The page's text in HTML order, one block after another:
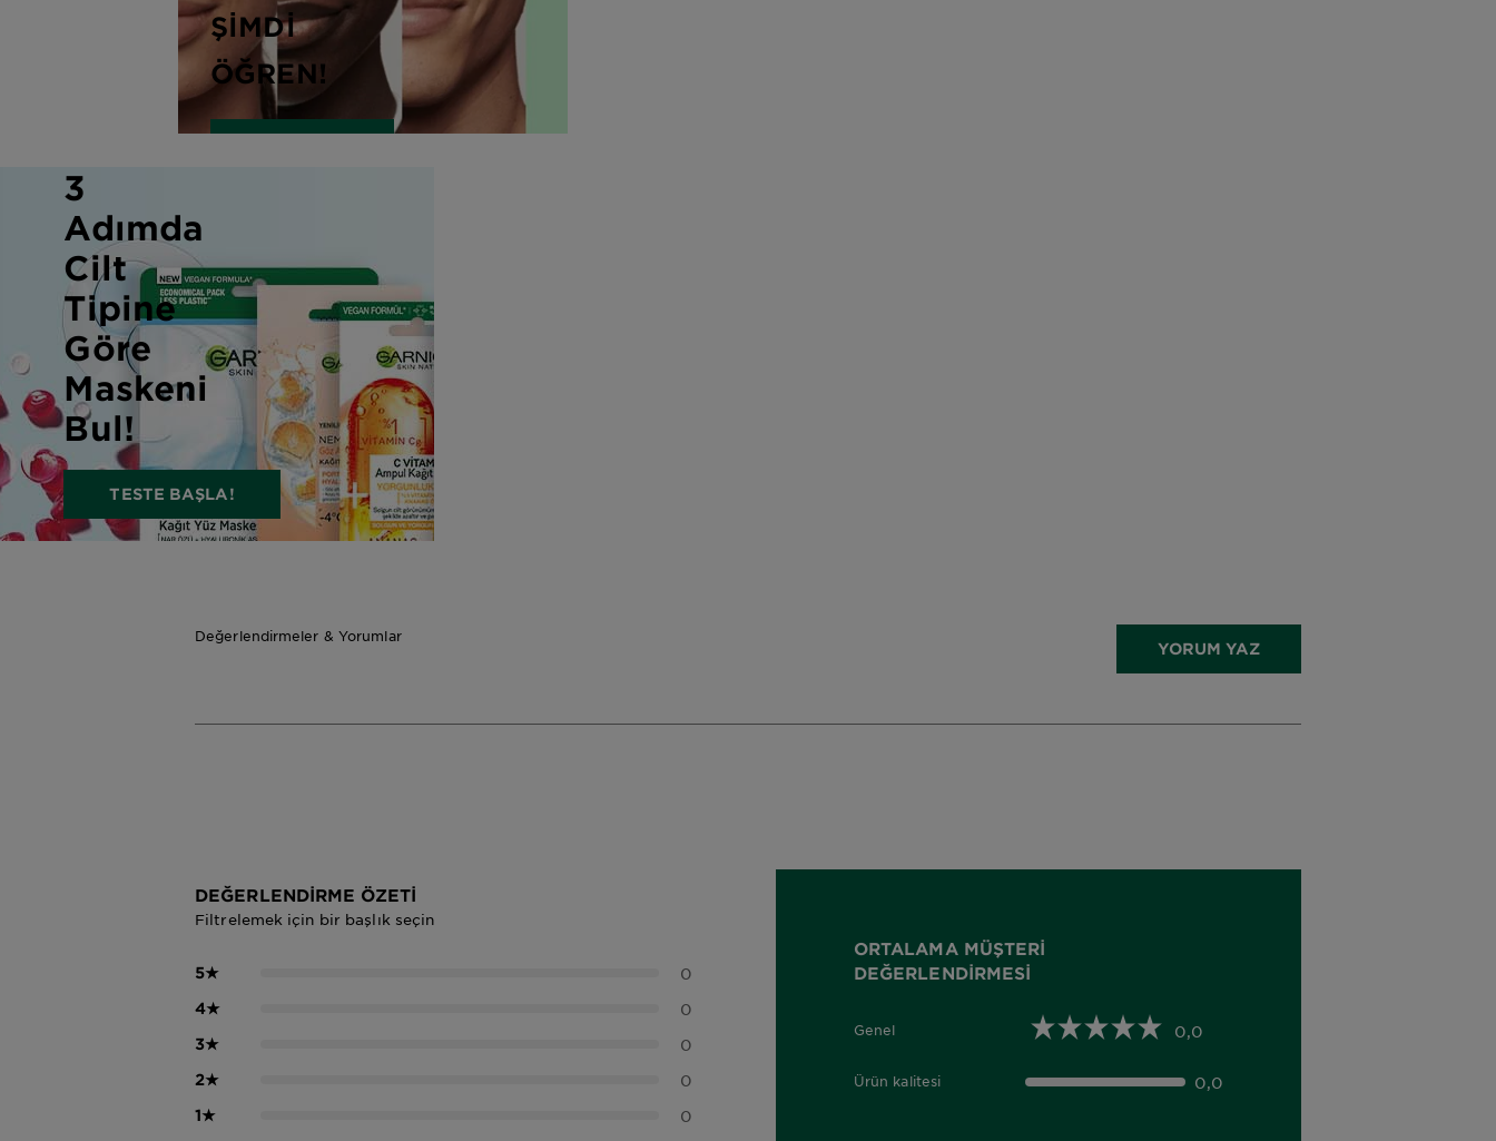
ŞİMDİ
ÖĞREN!
3
Adımda
Cilt
Tipine
Göre
Maskeni
Bul!
TESTE BAŞLA!
Değerlendirmeler & Yorumlar
YORUM YAZ
DEĞERLENDIRME ÖZETI
Filtrelemek için bir başlık seçin
5★ 0
4★ 0
3★ 0
2★ 0
1★ 0
ORTALAMA MÜŞTERI
DEĞERLENDIRMESI
Genel
0,0 out of 5 stars 0,0
Ürün kalitesi
0,0 out of 5 stars 0,0